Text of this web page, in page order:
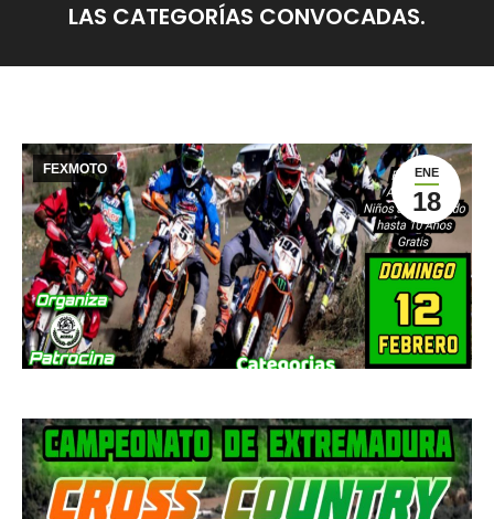
LAS CATEGORÍAS CONVOCADAS.
ENE
18
FEXMOTO